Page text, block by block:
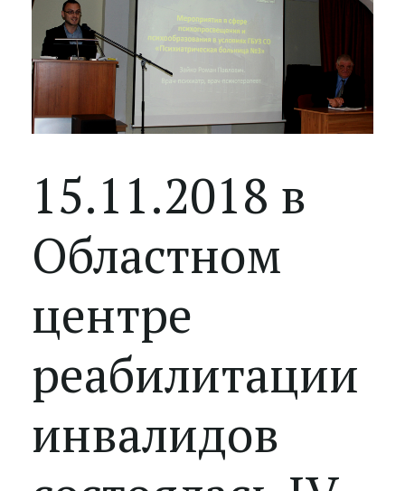
15.11.2018 в
Областном
центре
реабилитации
инвалидов